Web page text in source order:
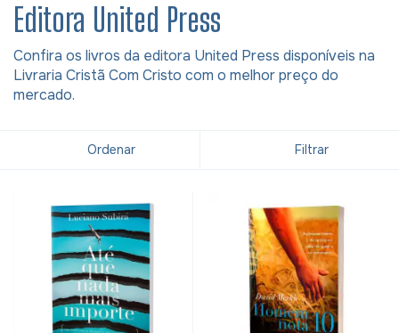
Editora United Press
Confira os livros da editora United Press disponíveis na
Livraria Cristã Com Cristo com o melhor preço do
mercado.
Ordenar Filtrar